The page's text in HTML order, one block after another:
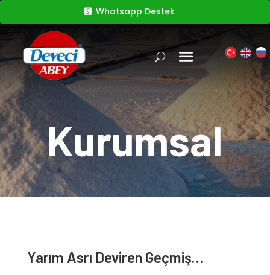
Whatsapp Destek
Kurumsal
Yarım Asrı Deviren Geçmiş…